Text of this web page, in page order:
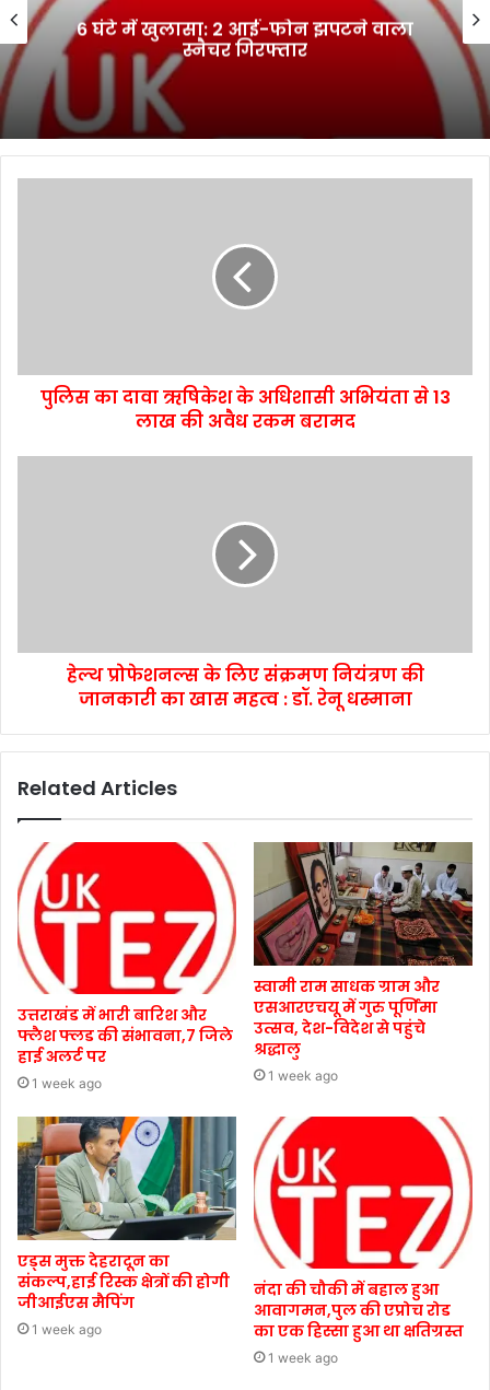
भानियावाला में आयोजित स्वैच्छिक रक्तदान
शिविर में 41 रक्तवीरों ने किया रक्तदान
पुलिस का दावा ऋषिकेश के अधिशासी अभियंता से 13
लाख की अवैध रकम बरामद
हेल्थ प्रोफेशनल्स के लिए संक्रमण नियंत्रण की
जानकारी का खास महत्व : डॉ. रेनू धस्माना
Related Articles
उत्तराखंड में भारी बारिश और
फ्लैश फ्लड की संभावना,7 जिले
हाई अलर्ट पर
1 week ago
स्वामी राम साधक ग्राम और
एसआरएचयू में गुरु पूर्णिमा
उत्सव, देश-विदेश से पहुंचे
श्रद्धालु
1 week ago
एड्स मुक्त देहरादून का
संकल्प,हाई रिस्क क्षेत्रों की होगी
जीआईएस मैपिंग
1 week ago
नंदा की चौकी में बहाल हुआ
आवागमन,पुल की एप्रोच रोड
का एक हिस्सा हुआ था क्षतिग्रस्त
1 week ago